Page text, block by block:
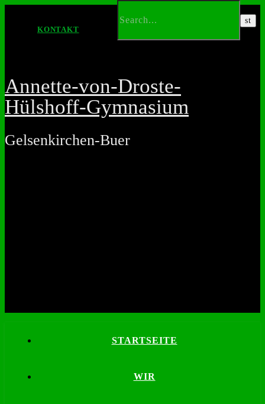
KONTAKT
Annette-von-Droste-
Hülshoff-Gymnasium
Gelsenkirchen-Buer
STARTSEITE
WIR